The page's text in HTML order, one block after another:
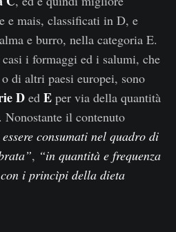
e mais, classificati in D, e
e burro, nella categoria E.
i formaggi ed i salumi, che
di altri paesi europei, sono
D ed E per via della quantità
il contenuto
consumati nel quadro di
, “in quantità e frequenza
i princìpi della dieta